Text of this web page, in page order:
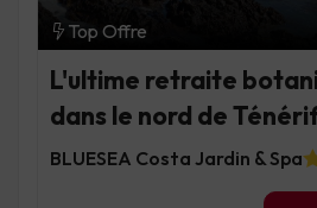
Top Offre
L'ultime retraite
dans le nord de
BLUESEA Costa Jardin & Spa